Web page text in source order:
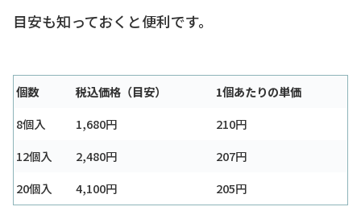
目安も知っておくと便利です。
個数 税込価格（目安）
1個あたりの単価
8個入
1,680円
210円
12個入
2,480円
207円
20個入
4,100円 205円